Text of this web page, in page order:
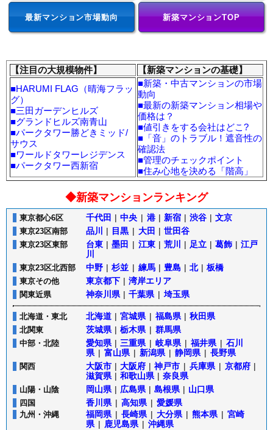
最新マンション市場動向 新築マンションTOP
【注目の大規模物件】
【新築マンションの基礎】
■HARUMI FLAG（晴海フラッ
グ）
■三田ガーデンヒルズ
■グランドヒルズ南青山
■パークタワー勝どきミッド/
サウス
■ワールドタワーレジデンス
■パークタワー西新宿
■新築・中古マンションの市場
動向
■最新の新築マンション相場や
価格は？
■値引きをする会社はどこ?
■ 「音」のトラブル！遮音性の
確認法
■管理のチェックポイント
■住み心地を決める「階高」
◆新築マンションランキング
東京都心6区 千代田 | 中央 | 港 | 新宿 | 渋谷 | 文京
東京23区南部 品川 | 目黒 | 大田 | 世田谷
東京23区東部 台東 | 墨田 | 江東 | 荒川 | 足立 | 葛飾 | 江戸
川
東京23区北西部 中野 | 杉並 | 練馬 | 豊島 | 北 | 板橋
東京その他 東京都下 | 湾岸エリア
関東近県 神奈川県 | 千葉県 | 埼玉県
北海道・東北 北海道 | 宮城県 | 福島県 | 秋田県
北関東 茨城県 | 栃木県 | 群馬県
中部・北陸 愛知県 | 三重県 | 岐阜県 | 福井県 | 石川
県 | 富山県 | 新潟県 | 静岡県 | 長野県
関西 大阪市 | 大阪府 | 神戸市 | 兵庫県 | 京都府 |
滋賀県 | 和歌山県 | 奈良県
山陽・山陰 岡山県 | 広島県 | 島根県 | 山口県
四国 香川県 | 高知県 | 愛媛県
九州・沖縄 福岡県 | 長崎県 | 大分県 | 熊本県 | 宮崎
県 | 鹿児島県 | 沖縄県